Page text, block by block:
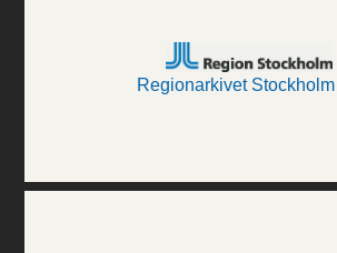
Regionarkivet Stockholm